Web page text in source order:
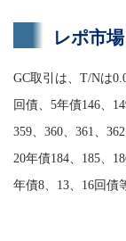
レポ市場
GC取引は、T/Nは
回債、5年債146、
359、360、361、
20年債184、185、
年債8、13、16回債